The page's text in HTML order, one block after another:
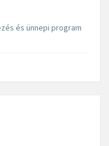
és ünnepi program